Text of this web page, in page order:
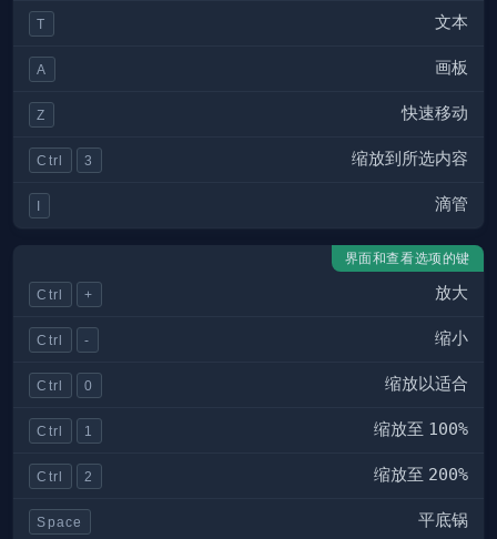
T 文本
A 画板
Z 快速移动
Ctrl 3 缩放到所选内容
I 滴管
界面和查看选项的键
Ctrl + 放大
Ctrl - 缩小
Ctrl 0 缩放以适合
Ctrl 1 缩放至 100%
Ctrl 2 缩放至 200%
Space 平底锅